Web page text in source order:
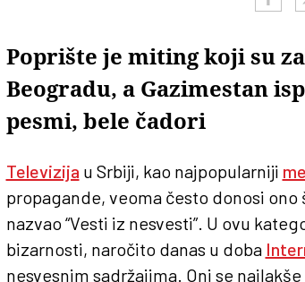
Poprište je miting koji su
Beogradu, a Gazimestan
pesmi, bele čadori
Televizija u Srbiji, kao najpopularniji
propagande, veoma često donosi ono
nazvao “Vesti iz nesvesti”. U ovu
bizarnosti, naročito danas u doba
nesvesnim sadržajima. Oni se